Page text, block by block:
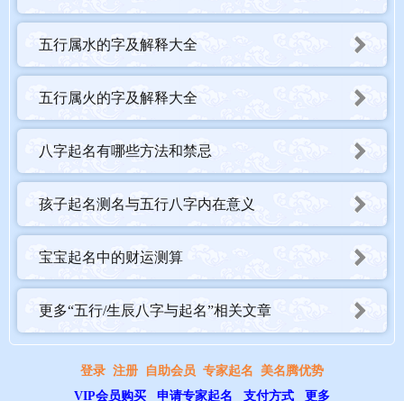
五行属水的字及解释大全
五行属火的字及解释大全
八字起名有哪些方法和禁忌
孩子起名测名与五行八字内在意义
宝宝起名中的财运测算
更多“五行/生辰八字与起名”相关文章
登录 注册 自助会员 专家起名 美名腾优势
VIP会员购买
申请专家起名 支付方式 更多